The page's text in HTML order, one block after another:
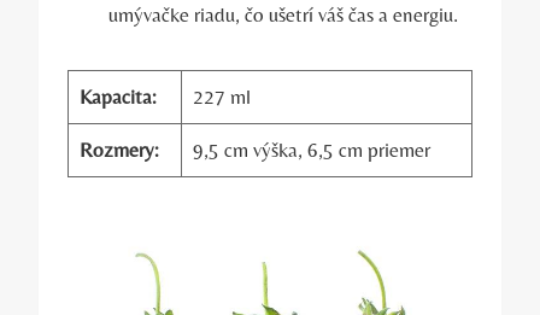
umývačke riadu, čo ušetrí váš čas a energiu.
Kapacita: 227 ml
Rozmery: 9,5 cm výška, 6,5 cm priemer